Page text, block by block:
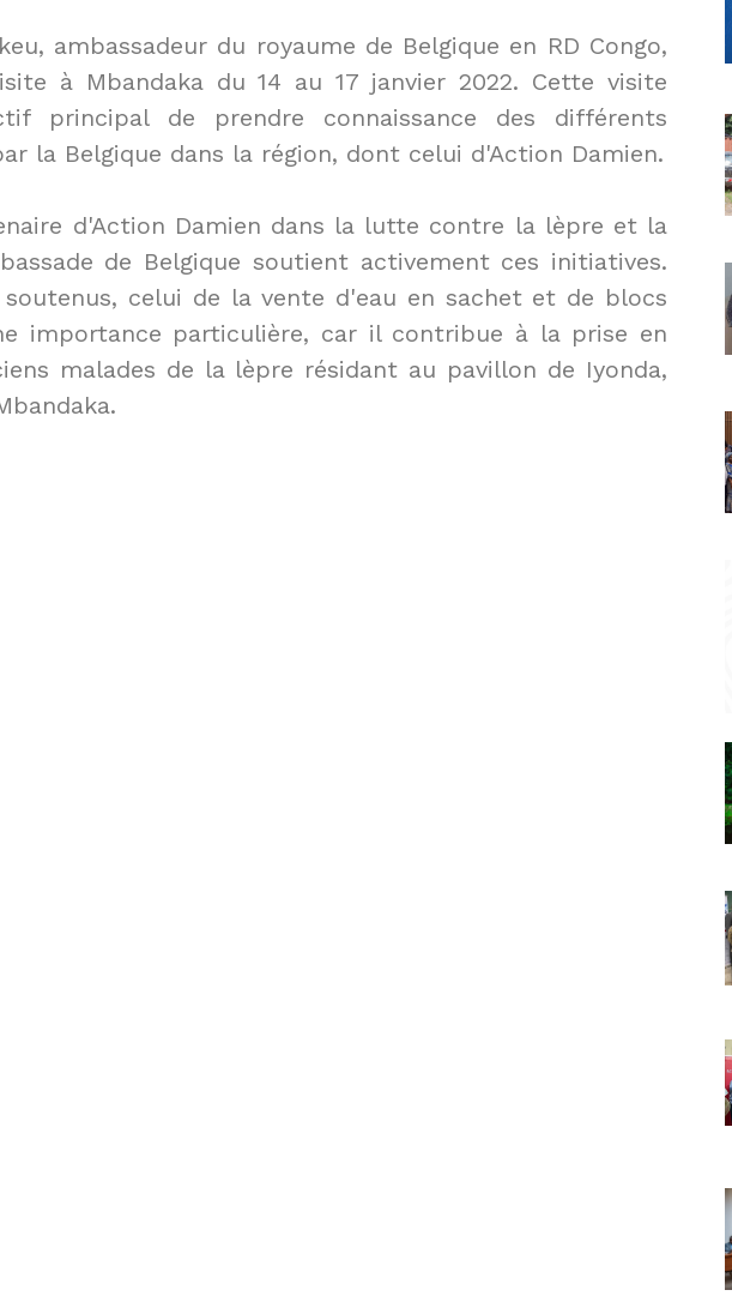
ambassadeur du royaume de Belgique en RD Congo,
à Mbandaka du 14 au 17 janvier 2022. Cette visite
principal de prendre connaissance des différents
la Belgique dans la région, dont celui d'Action Damien.
d'Action Damien dans la lutte contre la lèpre et la
de Belgique soutient activement ces initiatives.
celui de la vente d'eau en sachet et de blocs
importance particulière, car il contribue à la prise en
malades de la lèpre résidant au pavillon de Iyonda,